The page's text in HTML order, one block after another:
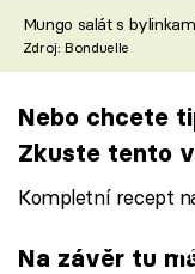
Mungo salát s
Zdroj: Bonduelle
Nebo chcete
Zkuste tento
Kompletní recept
Na závěr tu